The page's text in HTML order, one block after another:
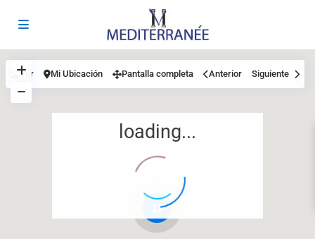
12
loading...
Ver Mi Ubicación Pantalla completa Anterior Siguiente